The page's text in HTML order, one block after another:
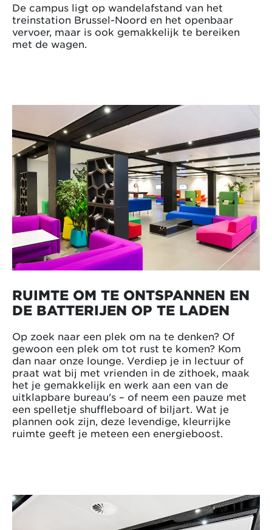
De campus ligt op wandelafstand van het
treinstation Brussel-Noord en het openbaar
vervoer, maar is ook gemakkelijk te bereiken
met de wagen.
RUIMTE OM TE ONTSPANNEN EN
DE BATTERIJEN OP TE LADEN
Op zoek naar een plek om na te denken? Of
gewoon een plek om tot rust te komen? Kom
dan naar onze lounge. Verdiep je in lectuur of
praat wat bij met vrienden in de zithoek, maak
het je gemakkelijk en werk aan een van de
uitklapbare bureau's – of neem een pauze met
een spelletje shuffleboard of biljart. Wat je
plannen ook zijn, deze levendige, kleurrijke
ruimte geeft je meteen een energieboost.